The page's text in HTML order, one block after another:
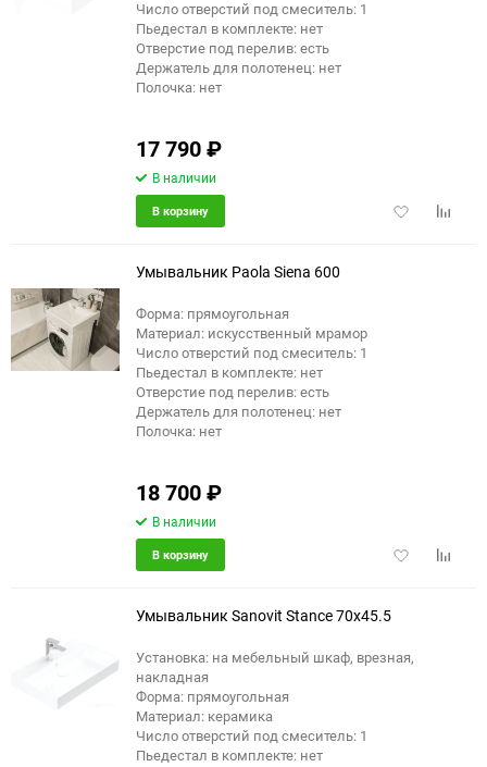
Число отверстий под смеситель: 1
Пьедестал в комплекте: нет
Отверстие под перелив: есть
Держатель для полотенец: нет
Полочка: нет
17 790₽
В наличии
Добавить
В корзину
еще 5 фото
Умывальник Paola Siena 600
Форма: прямоугольная
Материал: искусственный мрамор
Число отверстий под смеситель: 1
Пьедестал в комплекте: нет
Отверстие под перелив: есть
Держатель для полотенец: нет
Полочка: нет
18 700₽
В наличии
Добавить
В корзину
Умывальник Sanovit Stance 70x45.5
Установка: на мебельный шкаф, врезная,
накладная
Форма: прямоугольная
Материал: керамика
Число отверстий под смеситель: 1
Пьедестал в комплекте: нет